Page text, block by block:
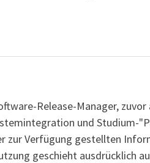
Release-Manager,
und Studium-
zur Verfügung gestellten
geschieht ausdrücklich